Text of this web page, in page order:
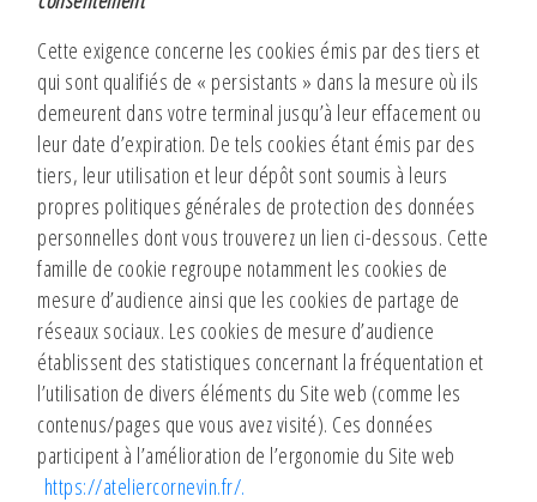
Cette exigence concerne les cookies émis par des tiers et
qui sont qualifiés de « persistants » dans la mesure où ils
demeurent dans votre terminal jusqu’à leur effacement ou
leur date d’expiration. De tels cookies étant émis par des
tiers, leur utilisation et leur dépôt sont soumis à leurs
propres politiques générales de protection des données
personnelles dont vous trouverez un lien ci-dessous. Cette
famille de cookie regroupe notamment les cookies de
mesure d’audience ainsi que les cookies de partage de
réseaux sociaux. Les cookies de mesure d’audience
établissent des statistiques concernant la fréquentation et
l’utilisation de divers éléments du Site web (comme les
contenus/pages que vous avez visité). Ces données
participent à l’amélioration de l’ergonomie du Site web
https://ateliercornevin.fr/.